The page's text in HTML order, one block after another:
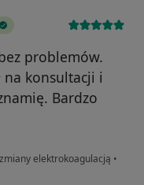
problemów.
na konsultacji i
Bardzo
elektrokoagulacją •